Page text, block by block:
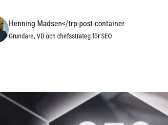
Henning Madsen</trp-post-container
Grundare, VD och chefsstrateg för SEO